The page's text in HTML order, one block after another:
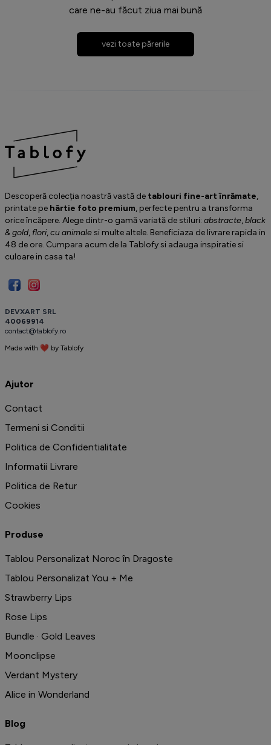
care ne-au făcut ziua mai bună
vezi toate părerile
Descoperă colecția noastră vastă de tablouri fine-art înrămate,
printate pe hârtie foto premium, perfecte pentru a transforma
orice încăpere. Alege dintr-o gamă variată de stiluri: abstracte,black
& gold, flori,cu animalesi multe altele. Beneficiaza de livrare rapida in
48 de ore. Cumpara acum de la Tablofy si adauga inspiratie si
culoare in casa ta!
DEVXART SRL
40069914
contact@tablofy.ro
Made with ❤ by Tablofy
Ajutor
Contact
Termeni si Conditii
Politica de Confidentialitate
Informatii Livrare
Politica de Retur
Cookies
Produse
Tablou Personalizat Noroc în Dragoste
Tablou Personalizat You + Me
Strawberry Lips
Rose Lips
Bundle · Gold Leaves
Moonclipse
Verdant Mystery
Alice in Wonderland
Blog